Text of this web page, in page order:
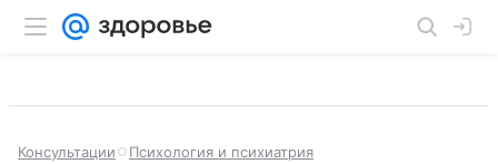
Консультации Психология и психиатрия